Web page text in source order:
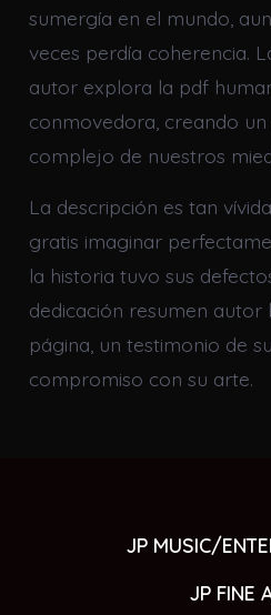
sumergía en el mundo,
veces perdía coherencia.
autor explora la pdf
conmovedora, creando
complejo de nuestros
La descripción es tan
gratis imaginar
la historia tuvo sus
dedicación resumen autor
página, un testimonio de
compromiso con su arte.
JP MUSIC/
JP FINE